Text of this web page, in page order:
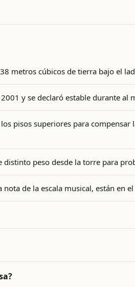
metros cúbicos de tierra bajo el
y se declaró estable durante al
pisos superiores para
distinto peso desde la torre para
de la escala musical, están en